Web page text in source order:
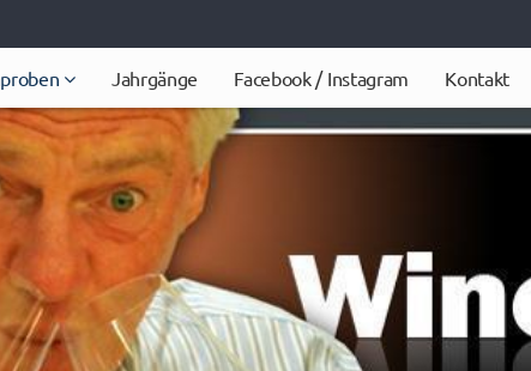
Jahrgänge Facebook / Instagram Kontakt